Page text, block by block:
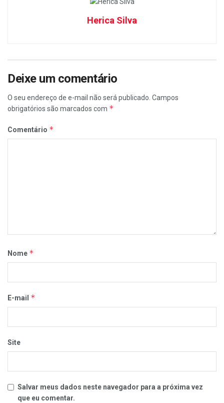
Herica Silva
Deixe um comentário
O seu endereço de e-mail não será publicado. Campos
obrigatórios são marcados com *
Comentário *
Nome *
E-mail *
Site
Salvar meus dados neste navegador para a próxima vez
que eu comentar.